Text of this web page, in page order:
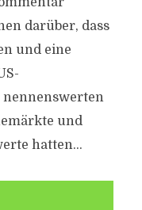
darüber, dass
und eine
und
hatten...